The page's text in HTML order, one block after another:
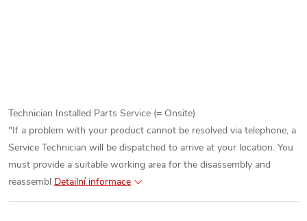
Technician Installed Parts Service (= Onsite)
"If a problem with your product cannot be resolved via telephone, a
Service Technician will be dispatched to arrive at your location. You
must provide a suitable working area for the disassembly and
reassembl Detailní informace